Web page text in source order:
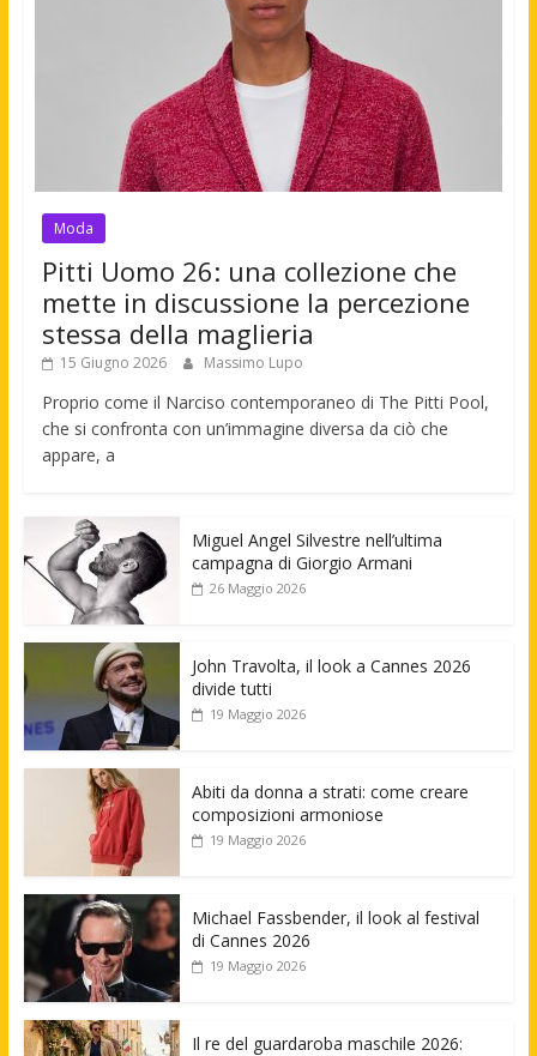
Moda
Pitti Uomo 26: una collezione che
mette in discussione la percezione
stessa della maglieria
15 Giugno 2026 Massimo Lupo
Proprio come il Narciso contemporaneo di The Pitti Pool,
che si confronta con un’immagine diversa da ciò che
appare, a
Miguel Angel Silvestre nell’ultima
campagna di Giorgio Armani
26 Maggio 2026
John Travolta, il look a Cannes 2026
divide tutti
19 Maggio 2026
Abiti da donna a strati: come creare
composizioni armoniose
19 Maggio 2026
Michael Fassbender, il look al festival
di Cannes 2026
19 Maggio 2026
Il re del guardaroba maschile 2026: